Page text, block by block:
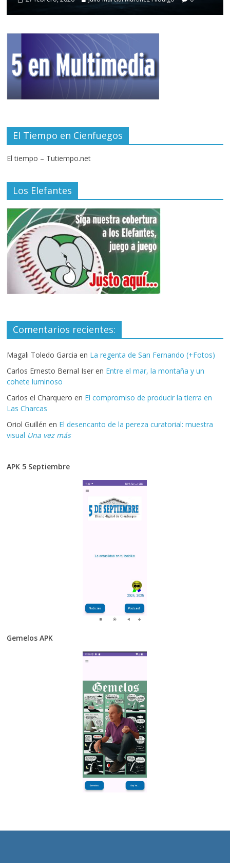
El Tiempo en Cienfuegos
El tiempo – Tutiempo.net
Los Elefantes
Comentarios recientes:
Magali Toledo Garcia en La regenta de San Fernando (+Fotos)
Carlos Ernesto Bernal Iser en Entre el mar, la montaña y un
cohete luminoso
Carlos el Charquero en El compromiso de producir la tierra en
Las Charcas
Oriol Guillén en El desencanto de la pereza curatorial: muestra
visual Una vez más
APK 5 Septiembre
Gemelos APK